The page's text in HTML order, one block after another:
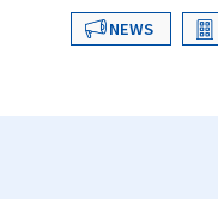
NEWS